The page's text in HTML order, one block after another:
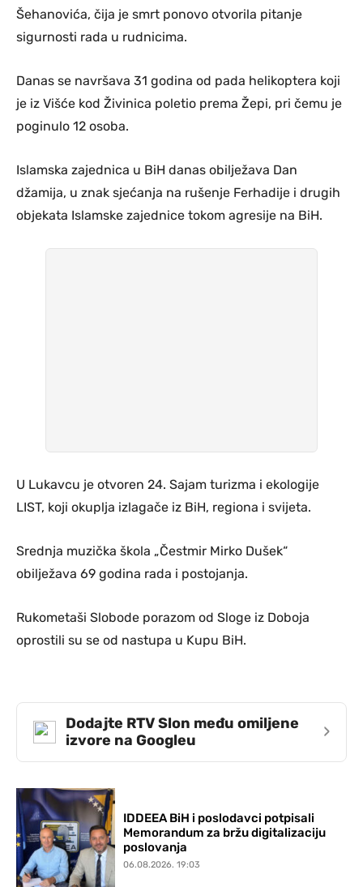
Šehanovića, čija je smrt ponovo otvorila pitanje
sigurnosti rada u rudnicima.
Danas se navršava 31 godina od pada helikoptera koji
je iz Višće kod Živinica poletio prema Žepi, pri čemu je
poginulo 12 osoba.
Islamska zajednica u BiH danas obilježava Dan
džamija, u znak sjećanja na rušenje Ferhadije i drugih
objekata Islamske zajednice tokom agresije na BiH.
U Lukavcu je otvoren 24. Sajam turizma i ekologije
LIST, koji okuplja izlagače iz BiH, regiona i svijeta.
Srednja muzička škola „Čestmir Mirko Dušek“
obilježava 69 godina rada i postojanja.
Rukometaši Slobode porazom od Sloge iz Doboja
oprostili su se od nastupa u Kupu BiH.
Dodajte RTV Slon među omiljene
izvore na Googleu
›
IDDEEA BiH i poslodavci potpisali
Memorandum za bržu digitalizaciju
poslovanja
06.08.2026. 19:03